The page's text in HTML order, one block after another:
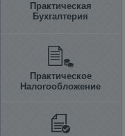
Практическая
Бухгалтерия
Практическое
Налогообложение